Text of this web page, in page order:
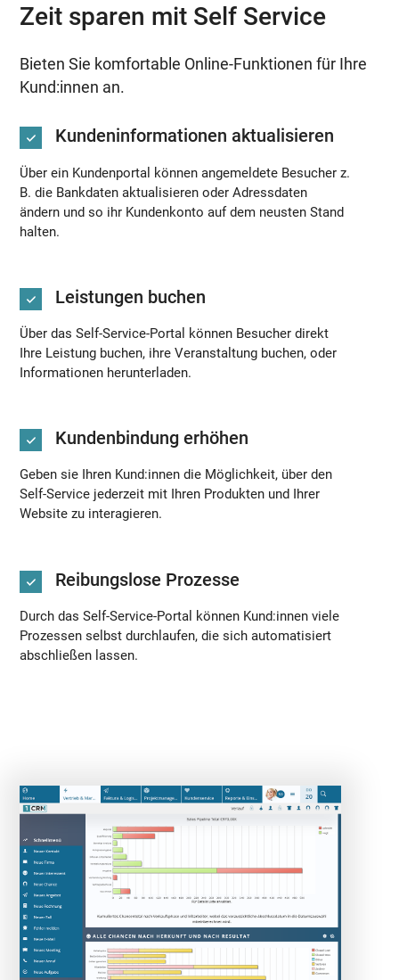
Zeit sparen mit Self Service
Bieten Sie komfortable Online-Funktionen für Ihre
Kund:innen an.
Kundeninformationen aktualisieren
Über ein Kundenportal können angemeldete Besucher z.
B. die Bankdaten aktualisieren oder Adressdaten
ändern und so ihr Kundenkonto auf dem neusten Stand
halten.
Leistungen buchen
Über das Self-Service-Portal können Besucher direkt
Ihre Leistung buchen, ihre Veranstaltung buchen, oder
Informationen herunterladen.
Kundenbindung erhöhen
Geben sie Ihren Kund:innen die Möglichkeit, über den
Self-Service jederzeit mit Ihren Produkten und Ihrer
Website zu interagieren.
Reibungslose Prozesse
Durch das Self-Service-Portal können Kund:innen viele
Prozessen selbst durchlaufen, die sich automatisiert
abschließen lassen.